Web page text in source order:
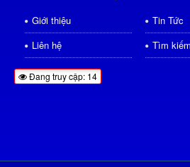
Giới thiệu
Tin Tức
Liên hệ
Tìm kiếm
Đang truy cập: 14